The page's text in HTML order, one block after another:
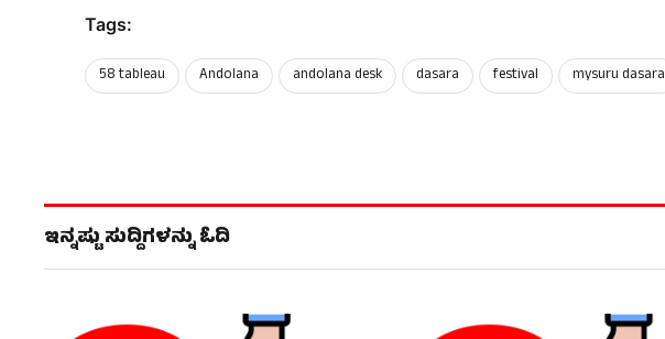
Tags:
58 tableau Andolana andolana desk dasara festival mysuru dasara
ಇನ್ನಷ್ಟು ಸುದ್ದಿಗಳನ್ನು ಓದಿ